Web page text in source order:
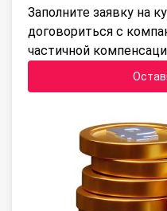
Заполните заявку на
договориться с
частичной